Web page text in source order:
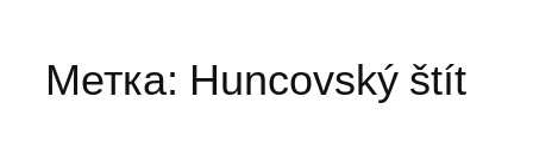
Метка: Huncovský štít